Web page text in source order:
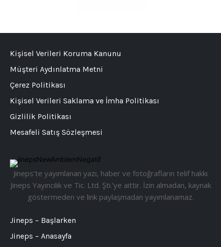
Jineps’te yayımlanan yazı, haber ve fotoğrafların telif hakkı
Jineps Yayıncılık ve Tic. Ltd. Şti.’ye aittir. İzin almadan, kaynak
göstermeden ve link paylaşmadan yayımlanamaz.
Jineps – Başlarken
Jineps – Anasayfa
Kişisel Verileri Koruma Kanunu
Müşteri Aydınlatma Metni
Çerez Politikası
Kişisel Verileri Saklama ve İmha Politikası
Gizlilik Politikası
Mesafeli Satış Sözleşmesi